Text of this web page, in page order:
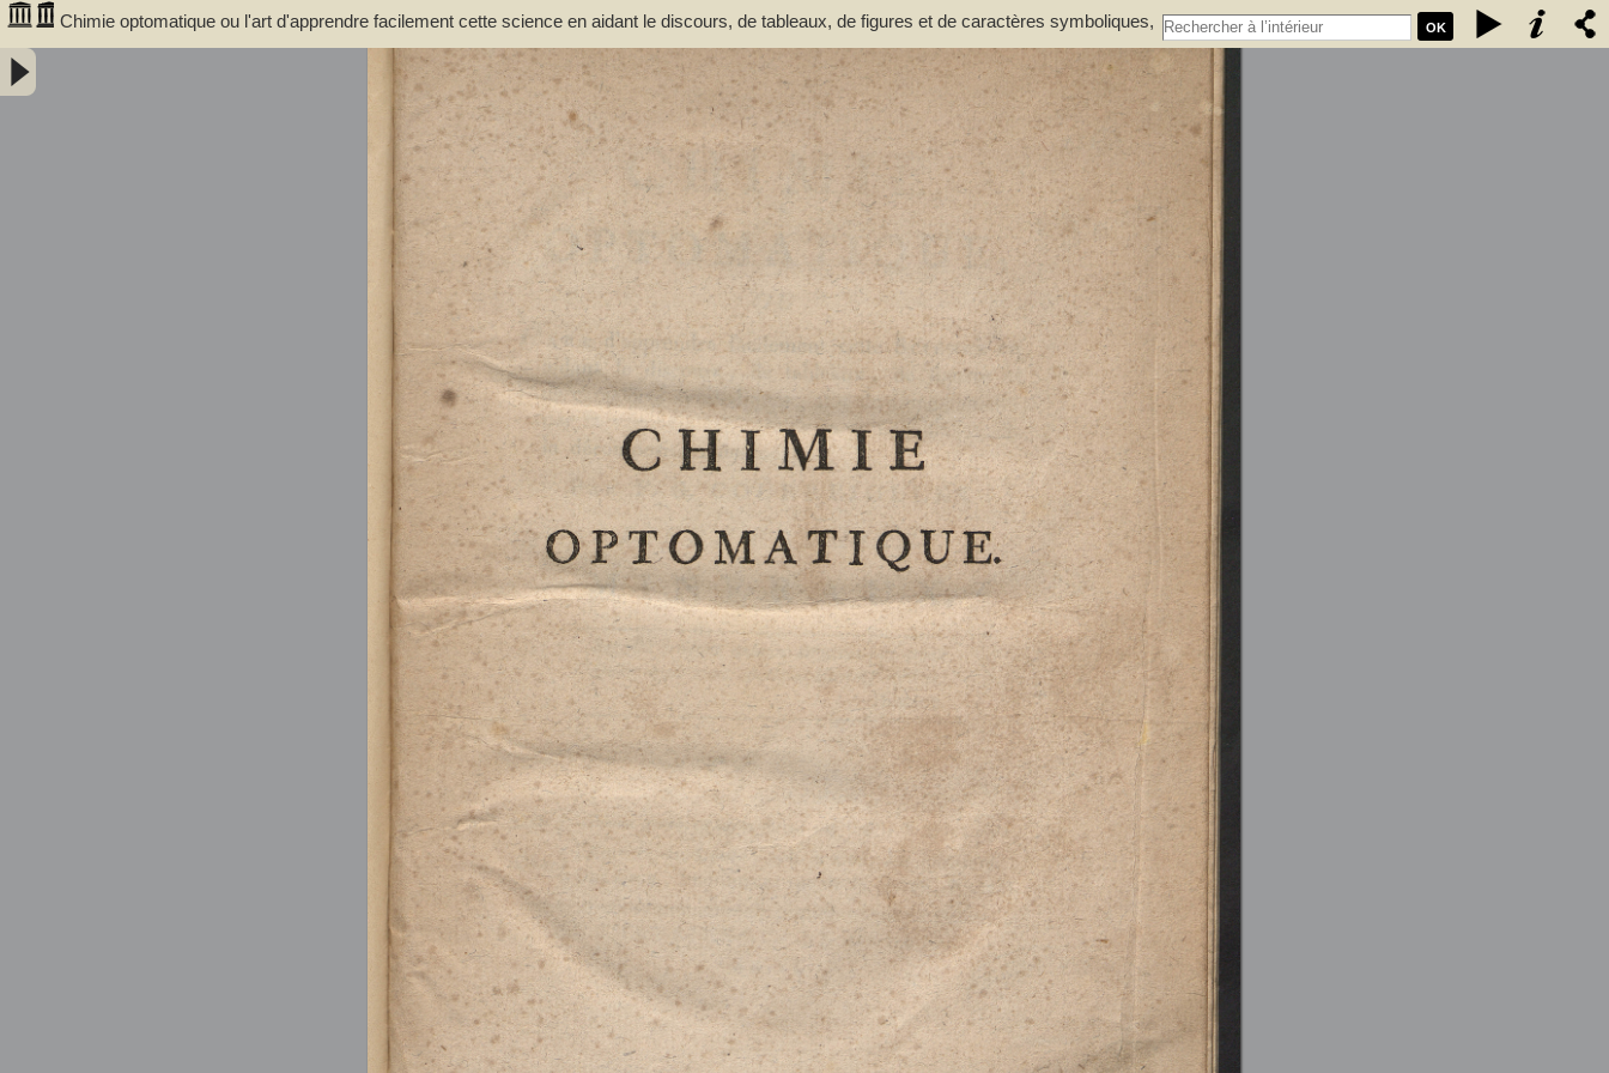
OK
Chimie optomatique ou l'art d'apprendre facilement cette science en aidant le discours, de tableaux, de figures et de caractères symboliques,
afin de mieux saisir, par la vue, les rapports de la composition et de la décomposition des corps par F. G. Courrejolles. Livre premier.